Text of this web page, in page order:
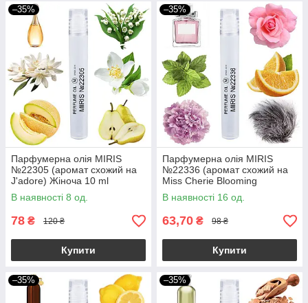
–35%
Парфумерна олія MIRIS
№22305 (аромат схожий на
J'adore) Жіноча 10 ml
В наявності 8 од.
78 ₴ 120 ₴
Купити
–35%
Парфумерна олія MIRIS
№22336 (аромат схожий на
Miss Cherie Blooming
Bouquet) Жіноча 10 ml
В наявності 16 од.
63,70 ₴ 98 ₴
Купити
–35% –35%